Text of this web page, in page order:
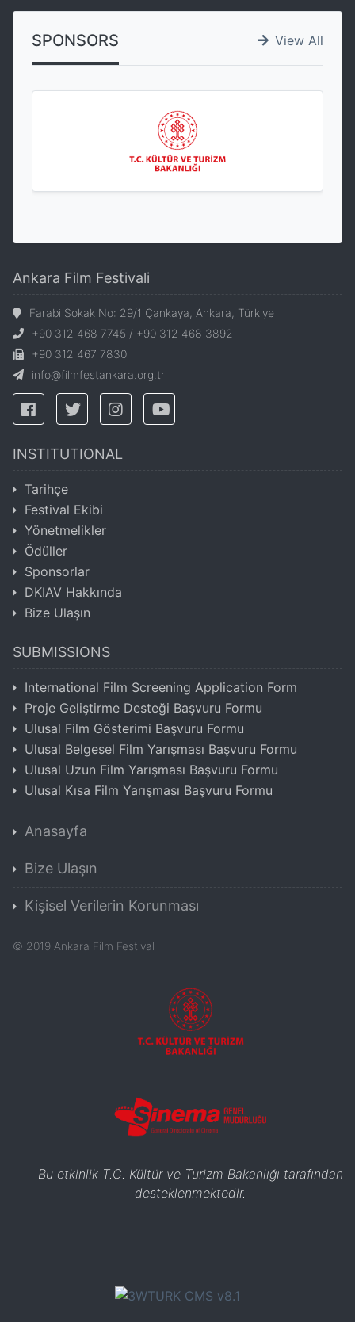
View All
SPONSORS
Ankara Film Festivali
Farabi Sokak No: 29/1 Çankaya, Ankara, Türkiye
+90 312 468 7745 / +90 312 468 3892
+90 312 467 7830
info@filmfestankara.org.tr
INSTITUTIONAL
Tarihçe
Festival Ekibi
Yönetmelikler
Ödüller
Sponsorlar
DKIAV Hakkında
Bize Ulaşın
SUBMISSIONS
International Film Screening Application Form
Proje Geliştirme Desteği Başvuru Formu
Ulusal Film Gösterimi Başvuru Formu
Ulusal Belgesel Film Yarışması Başvuru Formu
Ulusal Uzun Film Yarışması Başvuru Formu
Ulusal Kısa Film Yarışması Başvuru Formu
Anasayfa
Bize Ulaşın
Kişisel Verilerin Korunması
© 2019 Ankara Film Festival
Bu etkinlik T.C. Kültür ve Turizm Bakanlığı tarafından
desteklenmektedir.